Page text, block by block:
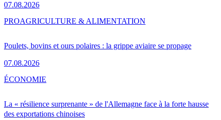
07.08.2026
Poulets, bovins et ours polaires : la grippe aviaire se propage
07.08.2026
PROAGRICULTURE & ALIMENTATION
La « résilience surprenante » de l'Allemagne face à la forte hausse
des exportations chinoises
ÉCONOMIE